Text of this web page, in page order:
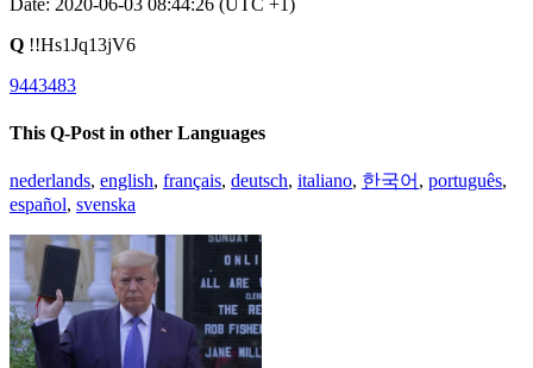
Date: 2020-06-03 08:44:26 (UTC +1)
Q !!Hs1Jq13jV6
9443483
This Q-Post in other Languages
nederlands, english, français, deutsch, italiano, 한국어 , português,
español, svenska